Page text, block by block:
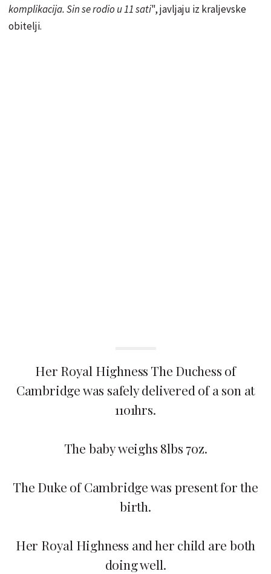
komplikacija. Sin se rodio u 11 sati", javljaju iz kraljevske
obitelji.
Her Royal Highness The Duchess of
Cambridge was safely delivered of a son at
1101hrs.
The baby weighs 8lbs 7oz.
The Duke of Cambridge was present for the
birth.
Her Royal Highness and her child are both
doing well.